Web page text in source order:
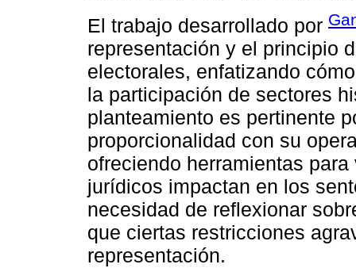
El trabajo desarrollado por
representación y el principio
electorales, enfatizando
la participación de sectores
planteamiento es pertinente
proporcionalidad con su
ofreciendo herramientas
jurídicos impactan en los
necesidad de reflexionar
que ciertas restricciones
representación.